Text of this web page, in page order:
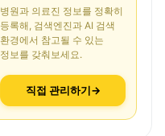
병원과 의료진 정보를 정확히
등록해, 검색엔진과 AI 검색
환경에서 참고될 수 있는
정보를 갖춰보세요.
직접 관리하기→